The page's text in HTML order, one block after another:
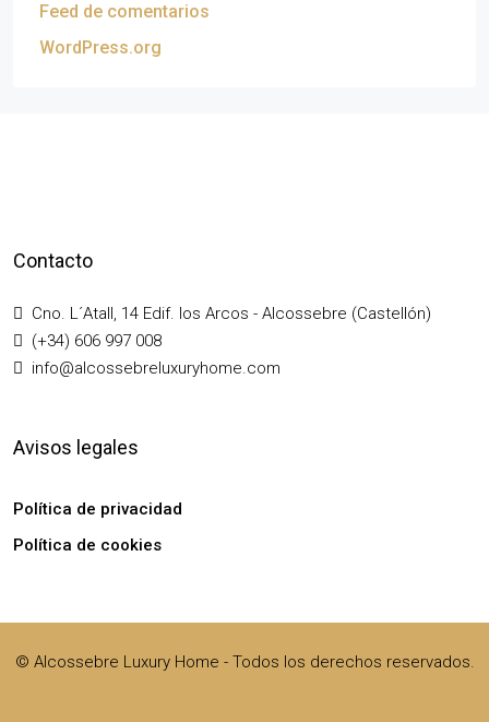
Feed de comentarios
WordPress.org
Contacto
Cno. L´Atall, 14 Edif. los Arcos - Alcossebre (Castellón)
(+34) 606 997 008
info@alcossebreluxuryhome.com
Avisos legales
Política de privacidad
Política de cookies
© Alcossebre Luxury Home - Todos los derechos reservados.